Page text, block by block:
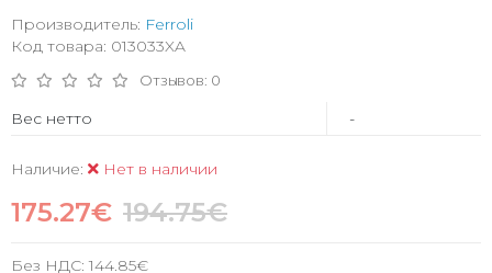
Производитель: Ferroli
Код товара: 013033XA
Отзывов: 0
Вес нетто -
Наличие: Нет в наличии
175.27€ 194.75€
Без НДС:144.85€